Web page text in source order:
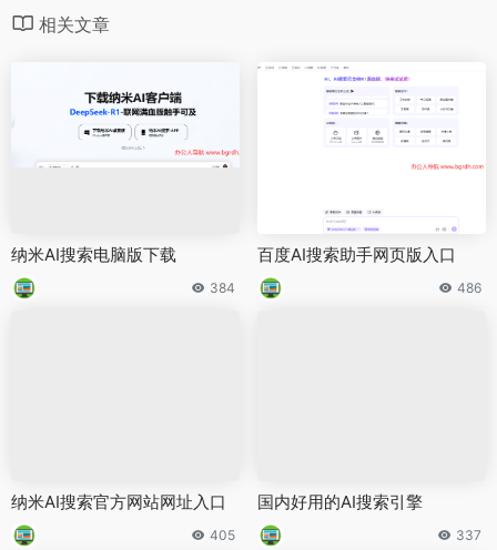
相关文章
纳米AI搜索电脑版下载
384
百度AI搜索助手网页版入口
486
纳米AI搜索官方网站网址入口
405
国内好用的AI搜索引擎
337